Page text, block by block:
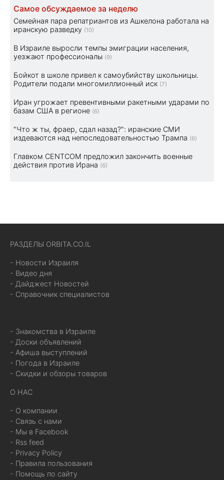
Самое обсуждаемое за неделю
Семейная пара репатриантов из Ашкелона работала на
иранскую разведку (10)
В Израиле выросли темпы эмиграции населения,
уезжают профессионалы (9)
Бойкот в школе привел к самоубийству школьницы.
Родители подали многомиллионный иск (7)
Иран угрожает превентивными ракетными ударами по
базам США в регионе (6)
"Что ж ты, фраер, сдал назад?": иранские СМИ
издеваются над непоследовательностью Трампа (6)
Главком CENTCOM предложил закончить военные
действия против Ирана (6)
РАЗДЕЛЫ ORBITA.CO.IL
- Новости Израиля
- Видео дня
- Дайджест Новостей
- Справочник специалистов
- Знакомства в Израиле
- Доски объявлений
- Афиша выступлений
- Погода в Израиле
- Скидки и обзоры товаров
О НАС
- О компании
- Связь с нами
- Мы в Facebook
- Rss feed
- Privacy Policy
- Правила пользования
- Помощь по сайту